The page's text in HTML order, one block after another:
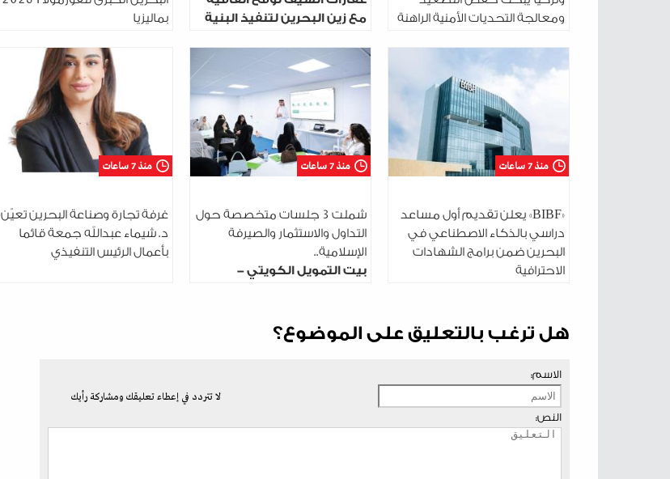
ومعالجة التحديات الأمنية الراهنة
مع زين البحرين لتنفيذ البنية
بماليزيا
منذ 7 ساعات
«BIBF» يعلن تقديم أول مساعد
دراسي بالذكاء الاصطناعي في
البحرين ضمن برامج الشهادات
الاحترافية
منذ 7 ساعات
شملت 3 جلسات متخصصة حول
التداول والاستثمار والصيرفة
الإسلامية..
بيت التمويل الكويتي -
شباب 2030
منذ 7 ساعات
غرفة تجارة وصناعة البحرين تعيّن
د. شيماء عبدالله جمعة قائما
بأعمال الرئيس التنفيذي
هل ترغب بالتعليق على الموضوع؟
لا تتردد في إعطاء تعليقك ومشاركة رأيك
الاسم:
النص: